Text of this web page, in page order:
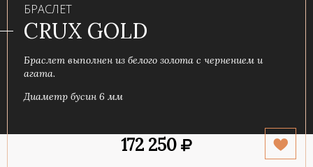
БРАСЛЕТ
CRUX GOLD
Браслет выполнен из белого золота с чернением и
агата.
Диаметр бусин 6 мм
172 250